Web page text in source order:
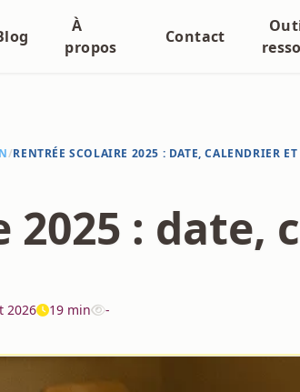
À
propos
Contact
/RENTRÉE SCOLAIRE 2025 : DATE, CALENDRIER ET
2025 : date,
2026 19 min -